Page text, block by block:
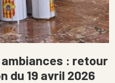
: retour
du 19 avril 2026